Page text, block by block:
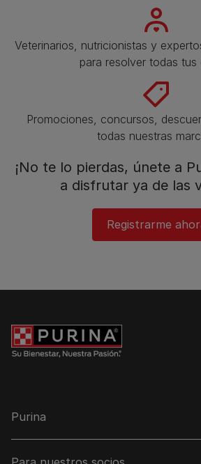
Veterinarios, nutricionistas y
para resolver todas tus
Promociones, concursos,
todas nuestras
¡No te lo pierdas, únete a
a disfrutar ya de las
Registrarme
Purina